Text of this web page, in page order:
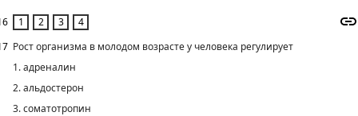
Рост организма в молодом возрасте у человека регулирует
1. адреналин
2. альдостерон
3. соматотропин